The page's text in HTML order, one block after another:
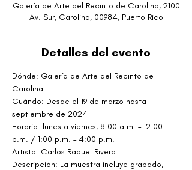
Galería de Arte del Recinto de Carolina, 2100
Av. Sur, Carolina, 00984, Puerto Rico
Detalles del evento
Dónde: Galería de Arte del Recinto de
Carolina
Cuándo: Desde el 19 de marzo hasta
septiembre de 2024
Horario: lunes a viernes, 8:00 a.m. – 12:00
p.m. / 1:00 p.m. – 4:00 p.m.
Artista: Carlos Raquel Rivera
Descripción: La muestra incluye grabado,